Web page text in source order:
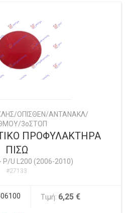
ΟΠΙΣΘΕΝ/ΑΝΤΑΝΑΚΛ/
3οΣΤΟΠ
ΠΡΟΦΥΛΑΚΤΗΡΑ
ΠΙΣΩ
- P/U L200 (2006-2010)
#27133
Τιμή: 6,25 €